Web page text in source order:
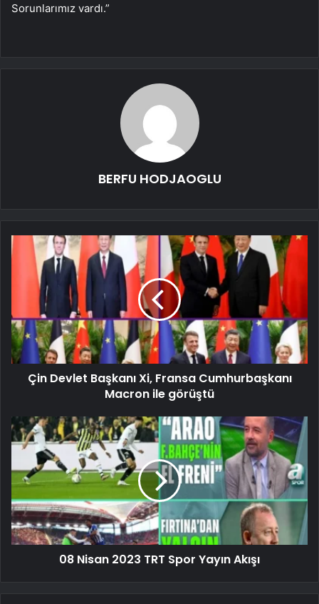
Sorunlarımız vardı.”
BERFU HODJAOGLU
Çin Devlet Başkanı Xi, Fransa Cumhurbaşkanı
Macron ile görüştü
08 Nisan 2023 TRT Spor Yayın Akışı